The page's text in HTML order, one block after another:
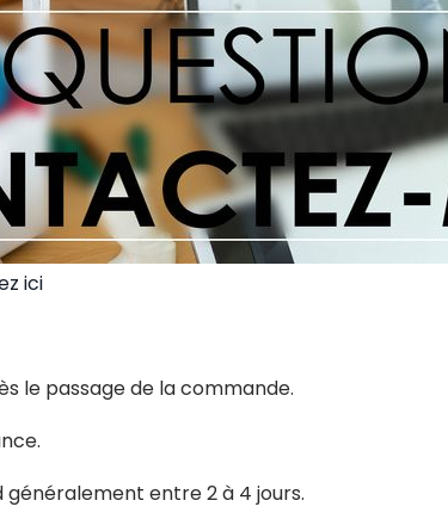
ici
le passage de la commande.
entre 2 à 4 jours.